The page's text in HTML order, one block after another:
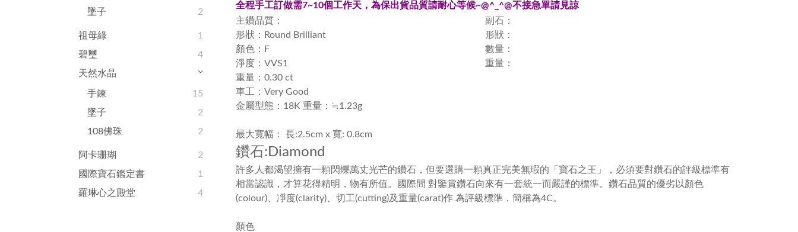
墜子
2
祖母綠
1
碧璽
4
天然水晶
手鍊
15
墜子
2
108佛珠
2
阿卡珊瑚
2
國際寶石鑑定書
1
羅琳心之殿堂
4
全程手工訂做需7~10個工作天，為保出貨品質請耐心等候~@^_^@不接急單請見諒
主鑽品質：
形狀：Round Brilliant
顏色：F
淨度：VVS1
重量：0.30 ct
車工：Very Good
副石：
形狀：
數量：
重量：
金屬型態：18K 重量：≒1.23g
最大寬幅： 長:2.5cm x 寬: 0.8cm
鑽石:Diamond
許多人都渴望擁有一顆閃爍萬丈光芒的鑽石，但要選購一顆真正完美無瑕的「寶石之王」，必須要對鑽石的評級標準有
相當認識，才算花得精明，物有所值。國際間 對鑒賞鑽石向來有一套統一而嚴謹的標準。鑽石品質的優劣以顏色
(colour) 、凈度(clarity) 、切工 (cutting)及重量(carat)作 為評級標準，簡稱為4C。
顏色